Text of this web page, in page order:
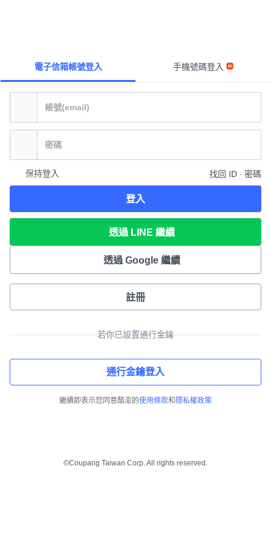
電子信箱帳號登入 手機號碼登入
保持登入 找回 ID ∙ 密碼
登入
透過 LINE 繼續
透過 Google 繼續
註冊
若你已設置通行金鑰
通行金鑰登入
繼續即表示您同意酷澎的使用條款和 隱私權政策
©Coupang Taiwan Corp. All rights reserved.